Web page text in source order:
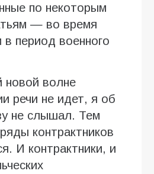
по некоторым
— во время
период военного
новой волне
речи не идет, я об
не слышал. Тем
контрактников
И контрактники, и